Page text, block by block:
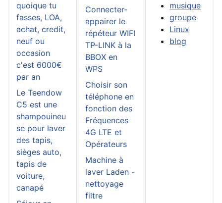
quoique tu
fasses, LOA,
achat, credit,
neuf ou
occasion
c'est 6000€
par an
Le Teendow
C5 est une
shampouineu
se pour laver
des tapis,
sièges auto,
tapis de
voiture,
canapé
Connecter-
appairer le
répéteur WIFI
TP-LINK à la
BBOX en
WPS
Choisir son
téléphone en
fonction des
Fréquences
4G LTE et
Opérateurs
Machine à
laver Laden -
nettoyage
filtre
musique
groupe
Linux
blog